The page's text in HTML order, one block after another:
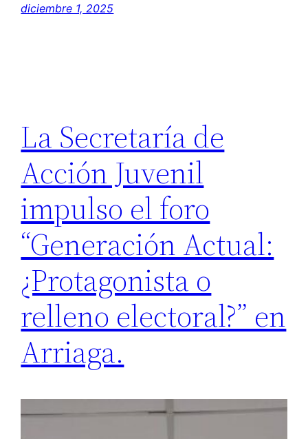
diciembre 1, 2025
La Secretaría de
Acción Juvenil
impulso el foro
“Generación Actual:
¿Protagonista o
relleno electoral?” en
Arriaga.